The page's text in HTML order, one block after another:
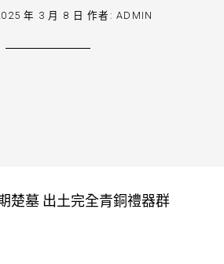
年 3 月 8 日 作者:ADMIN
楚墓 出土完全青銅禮器群